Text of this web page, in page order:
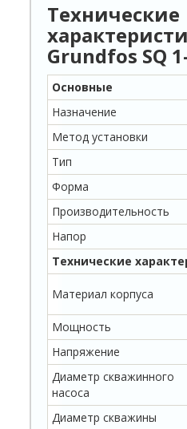
Технические
Grundfos SQ
Основные
Назначение
Метод установки
Тип
Форма
Производительность
Напор
Технические
Материал корпуса
Мощность
Напряжение
Диаметр скважинного
насоса
Диаметр скважины